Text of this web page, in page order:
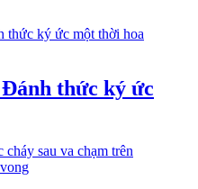
thức ký ức